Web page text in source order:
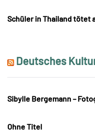
Schüler in Thailand tötet
Deutsches
Sibylle Bergemann –
Ohne Titel